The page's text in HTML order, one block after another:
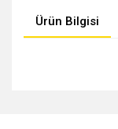
Ürün Bilgisi